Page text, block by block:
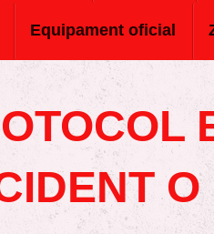
Equipament oficial
O